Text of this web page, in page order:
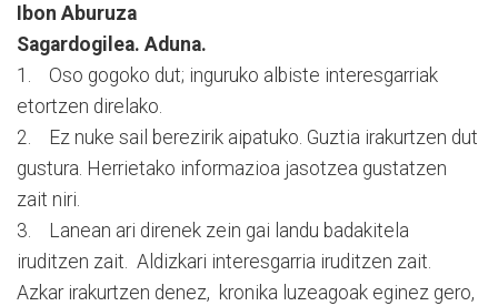
Ibon Aburuza
Sagardogilea. Aduna.
1. Oso gogoko dut; inguruko albiste interesgarriak
etortzen direlako.
2. Ez nuke sail berezirik aipatuko. Guztia irakurtzen dut
gustura. Herrietako informazioa jasotzea gustatzen
zait niri.
3. Lanean ari direnek zein gai landu badakitela
iruditzen zait. Aldizkari interesgarria iruditzen zait.
Azkar irakurtzen denez, kronika luzeagoak eginez gero,